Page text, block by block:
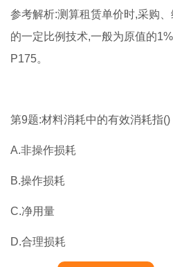
参考解析:测算租赁单价时,采购
的一定比例技术,一般为原值的
P175。
第9题:材料消耗中的有效消耗指()
A.非操作损耗
B.操作损耗
C.净用量
D.合理损耗